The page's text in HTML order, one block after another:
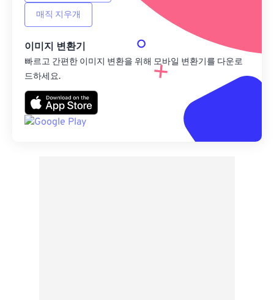
매직 지우개
이미지 변환기
빠르고 간편한 이미지 변환을 위해 모바일 변환기를 다운로
드하세요.